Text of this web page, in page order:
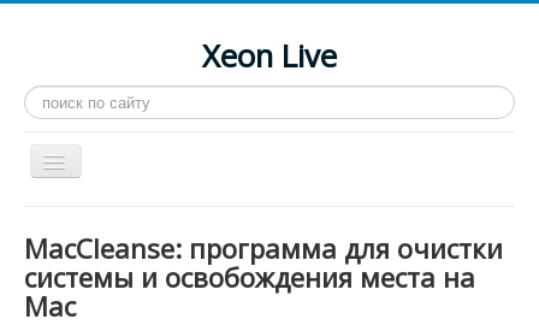
Xeon Live
Искать...
Toggle
Navigation
LGA 2011-3
LGA 2011
MacCleanse: программа для очистки
системы и освобождения места на
Mac